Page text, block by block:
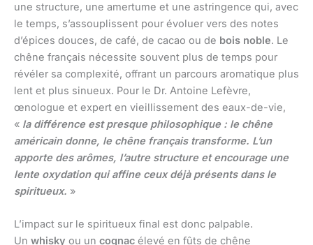
une structure, une amertume et une astringence qui, avec
le temps, s’assouplissent pour évoluer vers des notes
d’épices douces, de café, de cacao ou de bois noble. Le
chêne français nécessite souvent plus de temps pour
révéler sa complexité, offrant un parcours aromatique plus
lent et plus sinueux. Pour le Dr. Antoine Lefèvre,
œnologue et expert en vieillissement des eaux-de-vie,
« la différence est presque philosophique : le chêne
américain donne, le chêne français transforme. L’un
apporte des arômes, l’autre structure et encourage une
lente oxydation qui affine ceux déjà présents dans le
spiritueux. »
L’impact sur le spiritueux final est donc palpable.
Un whisky ou un cognac élevé en fûts de chêne